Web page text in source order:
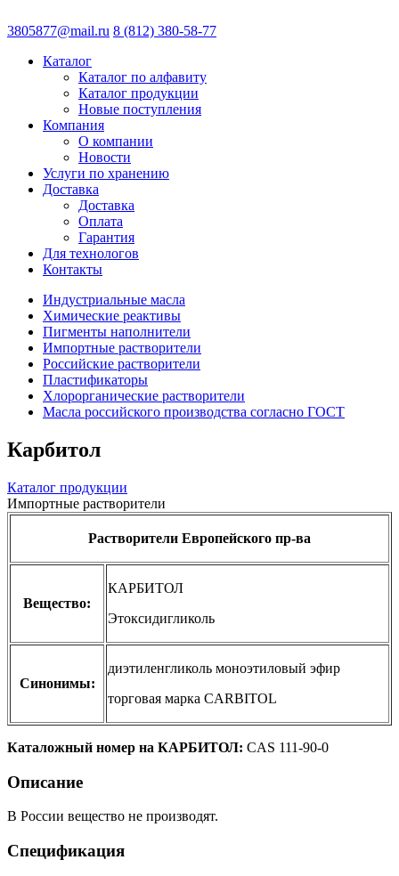
3805877@mail.ru 8 (812) 380-58-77
Каталог
Каталог по алфавиту
Каталог продукции
Новые поступления
Компания
О компании
Новости
Услуги по хранению
Доставка
Доставка
Оплата
Гарантия
Для технологов
Контакты
Индустриальные масла
Химические реактивы
Пигменты наполнители
Импортные растворители
Российские растворители
Пластификаторы
Хлорорганические растворители
Масла российского производства согласно ГОСТ
Карбитол
Каталог продукции
Импортные растворители
Растворители Европейского пр-ва
Вещество:
КАРБИТОЛ
Этоксидигликоль
Синонимы:
диэтиленгликоль моноэтиловый эфир
торговая марка CARBITOL
Каталожный номер на КАРБИТОЛ: CAS 111-90-0
Описаниe
В России вещество не производят.
Спецификация